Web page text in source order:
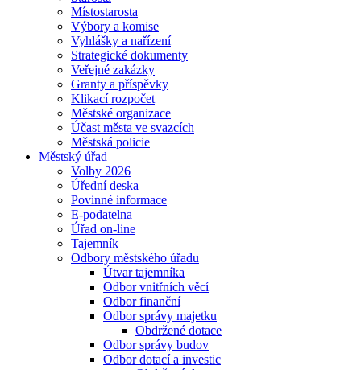
Místostarosta
Výbory a komise
Vyhlášky a nařízení
Strategické dokumenty
Veřejné zakázky
Granty a příspěvky
Klikací rozpočet
Městské organizace
Účast města ve svazcích
Městská policie
Městský úřad
Volby 2026
Úřední deska
Povinné informace
E-podatelna
Úřad on-line
Tajemník
Odbory městského úřadu
Útvar tajemníka
Odbor vnitřních věcí
Odbor finanční
Odbor správy majetku
Obdržené dotace
Odbor správy budov
Odbor dotací a investic